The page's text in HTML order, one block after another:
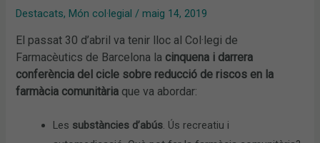
Destacats, Món col·legial /maig 14, 2019
El passat 30 d’abril va tenir lloc al Col·legi de
Farmacèutics de Barcelona la cinquena i darrera
conferència del cicle sobre reducció de riscos en la
farmàcia comunitària que va abordar:
Les substàncies d’abús. Ús recreatiu i